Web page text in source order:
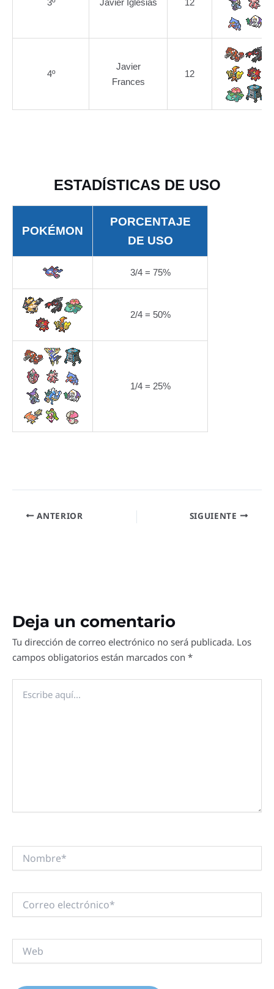
4º
Javier
Frances
12
ESTADÍSTICAS DE USO
POKÉMON
PORCENTAJE
DE USO
3/4 = 75%
2/4 = 50%
1/4 = 25%
ANTERIOR SIGUIENTE
Deja un comentario
Tu dirección de correo electrónico no será publicada. Los
campos obligatorios están marcados con *
aquí...
electrónico*